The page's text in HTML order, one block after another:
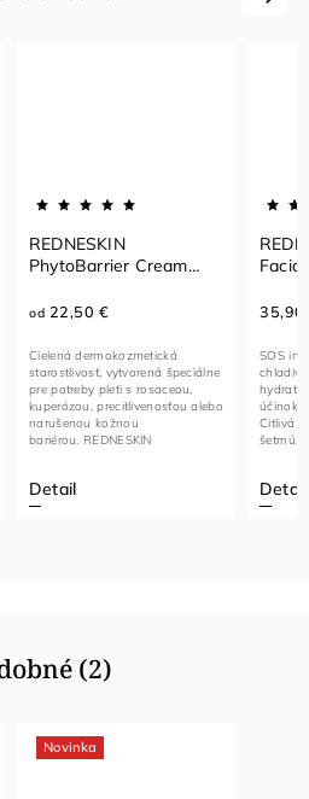
REDNESKIN
PhytoBarrier Cream
od 22,50 €
Detail
Cielená dermokozmetická
starostlivosť, vytvorená špeciálne
pre potreby pleti s rosaceou,
kuperózou, precitlivenosťou alebo
narušenou kožnou
bariérou. REDNESKIN
35,90
Detail
SOS
účinok
Citlivá
šetrnú,
(2)
Novinka